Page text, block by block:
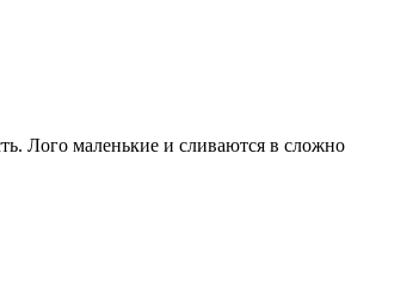
Лого маленькие и сливаются в сложно